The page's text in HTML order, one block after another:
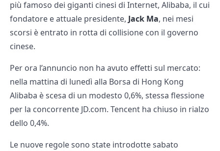
più famoso dei giganti cinesi di Internet, Alibaba, il cui
fondatore e attuale presidente, Jack Ma, nei mesi
scorsi è entrato in rotta di collisione con il governo
cinese.
Per ora l’annuncio non ha avuto effetti sul mercato:
nella mattina di lunedì alla Borsa di Hong Kong
Alibaba è scesa di un modesto 0,6%, stessa flessione
per la concorrente JD.com. Tencent ha chiuso in rialzo
dello 0,4%.
Le nuove regole sono state introdotte sabato